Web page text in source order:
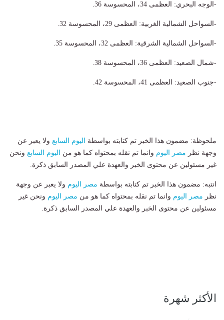
-الوجه البحري: العظمى 34، المحسوسة 36.
-السواحل الشمالية الغربية: العظمى 29، المحسوسة 32.
-السواحل الشمالية الشرقية: العظمى 32، المحسوسة 35.
-شمال الصعيد: العظمى 36، المحسوسة 38.
-جنوب الصعيد: العظمى 41، المحسوسة 42.
ملحوظة: مضمون هذا الخبر تم كتابته بواسطة اليوم السابع ولا يعبر عن
وجهة نظر مصر اليوم وانما تم نقله بمحتواه كما هو من اليوم السابع ونحن
غير مسئولين عن محتوى الخبر والعهدة علي المصدر السابق ذكرة.
انتبه: مضمون هذا الخبر تم كتابته بواسطة مصر اليوم ولا يعبر عن وجهة
نظر مصر اليوم وانما تم نقله بمحتواه كما هو من مصر اليوم ونحن غير
مسئولين عن محتوى الخبر والعهدة علي المصدر السابق ذكرة.
الأكثر شهرة